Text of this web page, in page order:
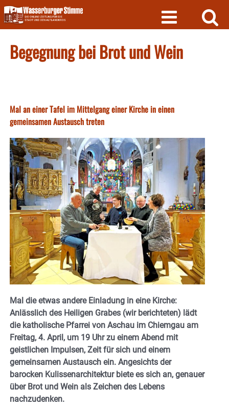
Skip
to
content
Begegnung bei Brot und Wein
Mal an einer Tafel im Mittelgang einer Kirche in einen
gemeinsamen Austausch treten
Mal die etwas andere Einladung in eine Kirche:
Anlässlich des Heiligen Grabes (wir berichteten) lädt
die katholische Pfarrei von Aschau im Chiemgau am
Freitag, 4. April, um 19 Uhr zu einem Abend mit
geistlichen Impulsen, Zeit für sich und einem
gemeinsamen Austausch ein. Angesichts der
barocken Kulissenarchitektur biete es sich an, genauer
über Brot und Wein als Zeichen des Lebens
nachzudenken.